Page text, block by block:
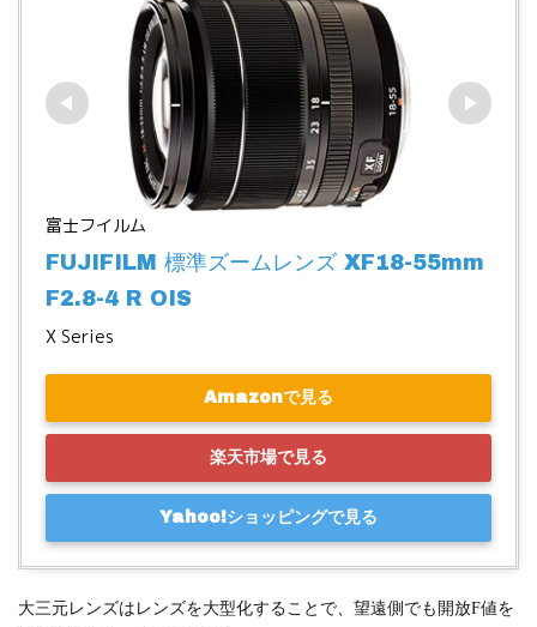
富士フイルム
FUJIFILM 標準ズームレンズ XF18-55mm
F2.8-4 R OIS
X Series
Amazonで見る
楽天市場で見る
Yahoo!ショッピングで見る
大三元レンズはレンズを大型化することで、望遠側でも開放F値を